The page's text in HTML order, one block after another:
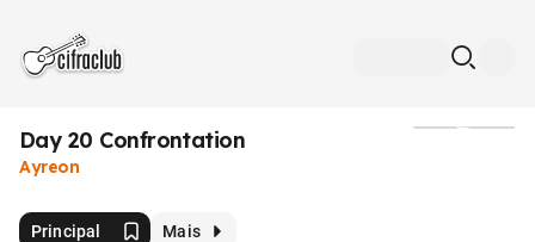
Day 20 Confrontation
Ayreon
Principal Mais